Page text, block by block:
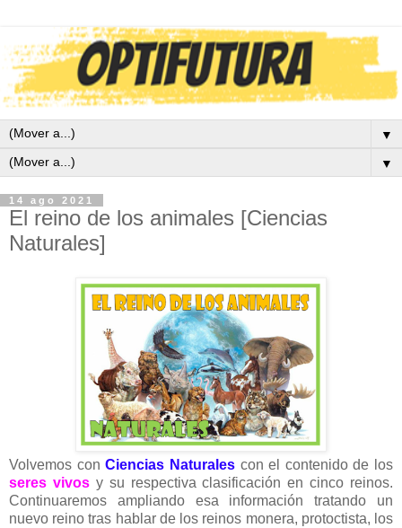
▼
▼
14 ago 2021
El reino de los animales [Ciencias
Naturales]
Volvemos conCiencias Naturalescon el contenido de los
seres vivosy su respectiva clasificación en cinco reinos.
Continuaremos ampliando esa información tratando un
nuevo reino tras hablar de los reinos monera, protoctista, los